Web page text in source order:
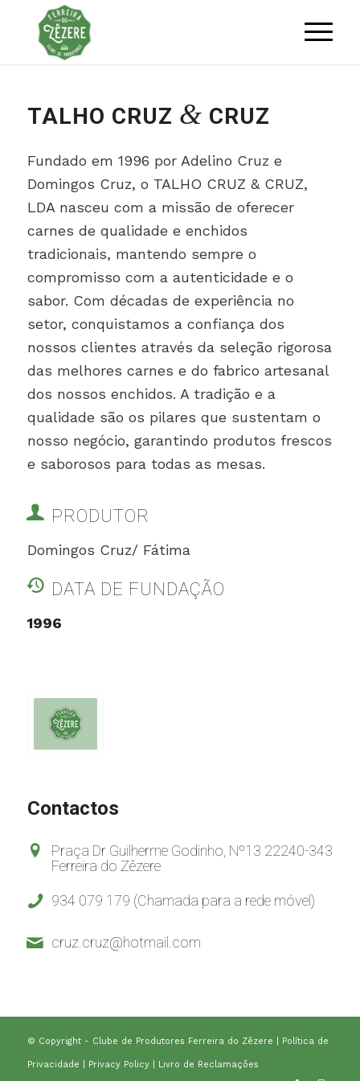
TALHO CRUZ & CRUZ
Fundado em 1996 por Adelino Cruz e
Domingos Cruz, o TALHO CRUZ & CRUZ,
LDA nasceu com a missão de oferecer
carnes de qualidade e enchidos
tradicionais, mantendo sempre o
compromisso com a autenticidade e o
sabor. Com décadas de experiência no
setor, conquistamos a confiança dos
nossos clientes através da seleção rigorosa
das melhores carnes e do fabrico artesanal
dos nossos enchidos. A tradição e a
qualidade são os pilares que sustentam o
nosso negócio, garantindo produtos frescos
e saborosos para todas as mesas.
PRODUTOR
Domingos Cruz/ Fátima
DATA DE FUNDAÇÃO
1996
Contactos
Praça Dr Guilherme Godinho, Nº13 22240-343
Ferreira do Zêzere
934 079 179 (Chamada para a rede móvel)
cruz.cruz@hotmail.com
© Copyright - Clube de Produtores Ferreira do Zêzere | Política de
Privacidade Privacy Policy Livro de Reclamações